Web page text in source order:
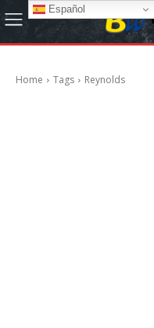
Home Tags Reynolds
Español